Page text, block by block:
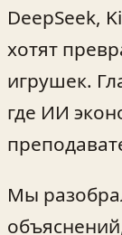
DeepSeek,
хотят
игрушек.
где ИИ
Мы